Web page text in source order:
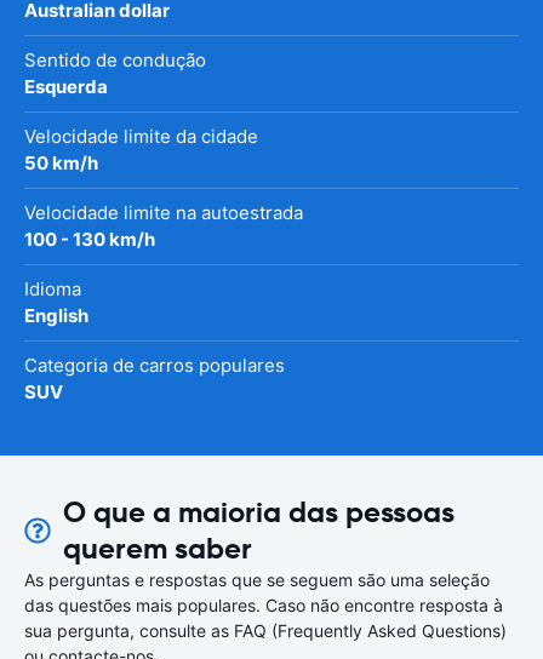
Australian dollar
Sentido de condução
Esquerda
Velocidade limite da cidade
50 km/h
Velocidade limite na autoestrada
100 - 130 km/h
Idioma
English
Categoria de carros populares
SUV
O que a maioria das pessoas
querem saber
As perguntas e respostas que se seguem são uma seleção
das questões mais populares. Caso não encontre resposta à
sua pergunta, consulte as FAQ (Frequently Asked Questions)